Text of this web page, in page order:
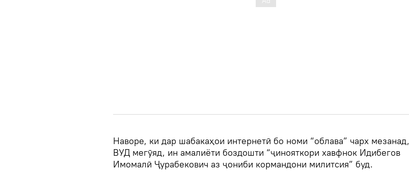
Наворе, ки дар шабакаҳои интернетӣ бо номи “облава” чарх мезанад,
ВУД мегӯяд, ин амалиёти боздошти “ҷинояткори хавфнок Идибегов
Имомалӣ Ҷурабекович аз ҷониби кормандони милитсия” буд.